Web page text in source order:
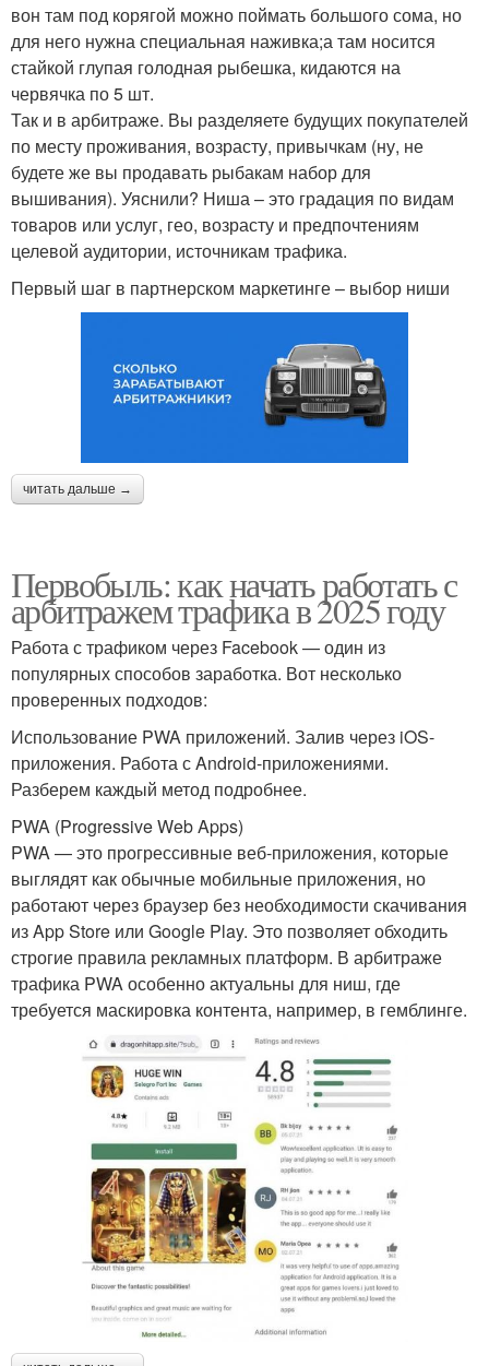
вон там под корягой можно поймать большого сома, но
для него нужна специальная наживка;а там носится
стайкой глупая голодная рыбешка, кидаются на
червячка по 5 шт.
Так и в арбитраже. Вы разделяете будущих покупателей
по месту проживания, возрасту, привычкам (ну, не
будете же вы продавать рыбакам набор для
вышивания). Уяснили? Ниша – это градация по видам
товаров или услуг, гео, возрасту и предпочтениям
целевой аудитории, источникам трафика.
Первый шаг в партнерском маркетинге – выбор ниши
читать дальше →
Первобыль: как начать работать с
арбитражем трафика в 2025 году
Работа с трафиком через Facebook — один из
популярных способов заработка. Вот несколько
проверенных подходов:
Использование PWA приложений. Залив через iOS-
приложения. Работа с Android-приложениями.
Разберем каждый метод подробнее.
PWA (Progressive Web Apps)
PWA — это прогрессивные веб-приложения, которые
выглядят как обычные мобильные приложения, но
работают через браузер без необходимости скачивания
из App Store или Google Play. Это позволяет обходить
строгие правила рекламных платформ. В арбитраже
трафика PWA особенно актуальны для ниш, где
требуется маскировка контента, например, в гемблинге.